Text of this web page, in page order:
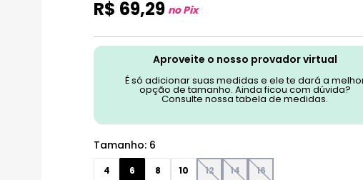
R$ 69,29 no Pix
Aproveite o nosso provador virtual
É só adicionar suas medidas e ele te dará a
opção de tamanho. Ainda ficou com dúvida?
Consulte nossa tabela de medidas.
Tamanho: 6
4 6 8 10 12 14 16